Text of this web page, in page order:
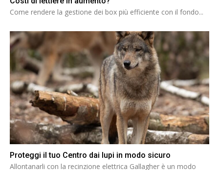
Come rendere la gestione dei box più efficiente con il fondo...
Proteggi il tuo Centro dai lupi in modo sicuro
Allontanarli con la recinzione elettrica Gallagher è un modo